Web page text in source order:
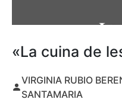
«La cuina de
VIRGINIA RUBIO
SANTAMARIA